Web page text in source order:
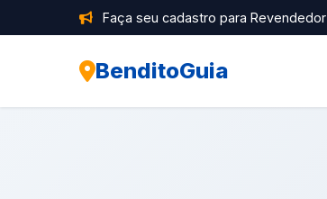
Faça seu cadastro para Revendedor
BenditoGuia